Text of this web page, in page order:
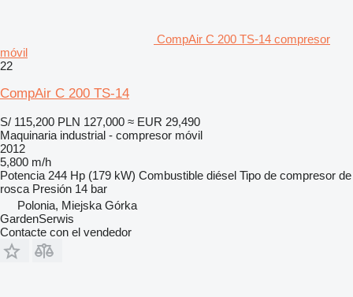
CompAir C 200 TS-14 compresor
móvil
22
CompAir C 200 TS-14
S/ 115,200 PLN 127,000 ≈ EUR 29,490
Maquinaria industrial - compresor móvil
2012
5,800 m/h
Potencia 244 Hp (179 kW) Combustible diésel Tipo de compresor de
rosca Presión 14 bar
Polonia, Miejska Górka
GardenSerwis
Contacte con el vendedor